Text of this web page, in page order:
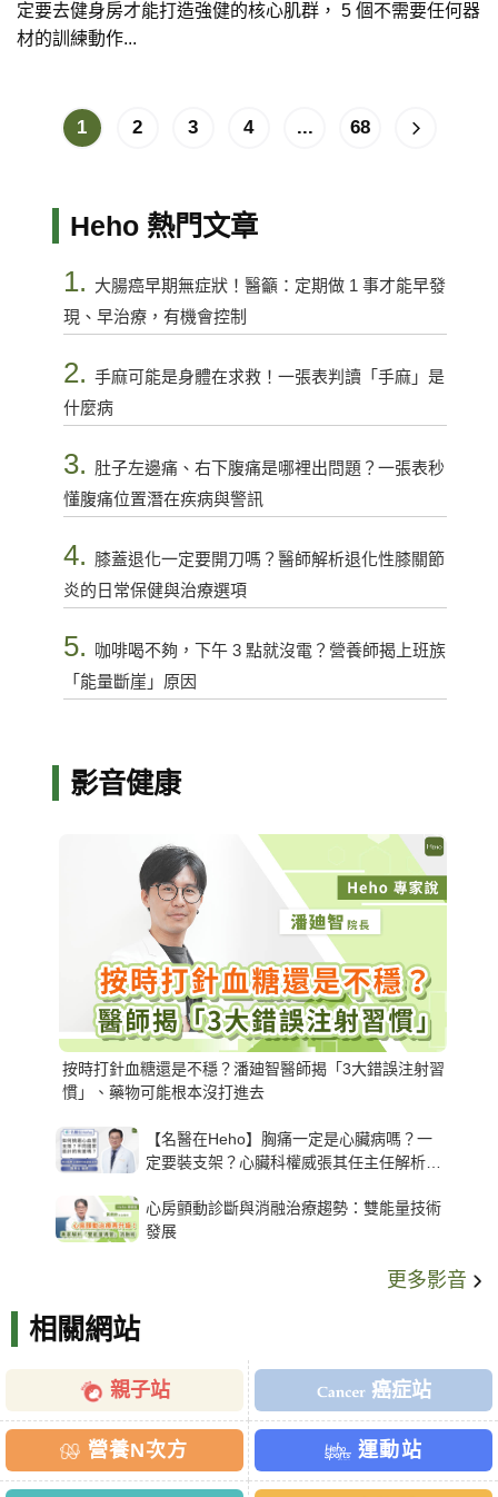
定要去健身房才能打造強健的核心肌群， 5 個不需要任何器
材的訓練動作...
1 2 3 4 ... 68
Heho 熱門文章
1. 大腸癌早期無症狀！醫籲：定期做 1 事才能早發
現、早治療，有機會控制
2. 手麻可能是身體在求救！一張表判讀「手麻」是
什麼病
3. 肚子左邊痛、右下腹痛是哪裡出問題？一張表秒
懂腹痛位置潛在疾病與警訊
4. 膝蓋退化一定要開刀嗎？醫師解析退化性膝關節
炎的日常保健與治療選項
5.
咖啡喝不夠，下午 3 點就沒電？營養師揭上班族
「能量斷崖」原因
影音健康
按時打針血糖還是不穩？潘廸智醫師揭「3大錯誤注射習
慣」、藥物可能根本沒打進去
【名醫在Heho】胸痛一定是心臟病嗎？一
定要裝支架？心臟科權威張其任主任解析支
心房顫動診斷與消融治療趨勢：雙能量技術
發展
更多影音
相關網站
親子站 癌症站
營養N次方 運動站